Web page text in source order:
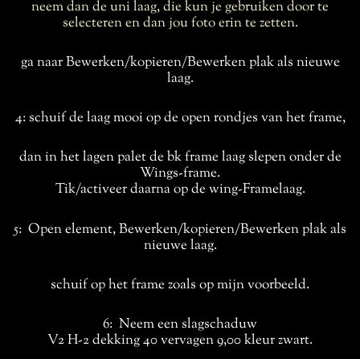
neem dan de uni laag, die kun je gebruiken door te
selecteren en dan jou foto erin te zetten.
ga naar Bewerken/kopieren/Bewerken plak als nieuwe
laag.
4: schuif de laag mooi op de open rondjes van het frame,
dan in het lagen palet de bk frame laag slepen onder de
Wings-frame.
Tik/activeer daarna op de wing-Framelaag.
5: Open element, Bewerken/kopieren/Bewerken plak als
nieuwe laag.
schuif op het frame zoals op mijn voorbeeld.
6: Neem een slagschaduw
V2 H-2 dekking 40 vervagen 9,00 kleur zwart.